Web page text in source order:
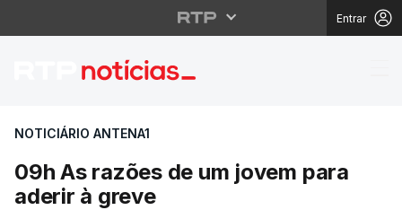
Entrar
09h As razões de um
NOTICIÁRIO ANTENA1
09h As razões de um jovem para
aderir à greve